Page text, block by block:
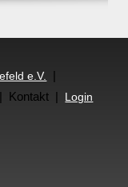
e.V. |
| Kontakt | Login